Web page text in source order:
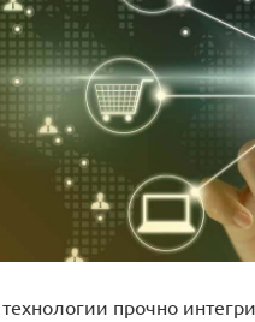
прочно